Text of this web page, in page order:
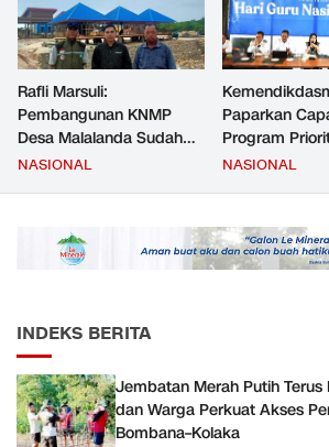
Rafli Marsuli:
Pembangunan KNMP
Desa Malalanda Sudah
Mencapai 69 Persen dan
JMD dan JMF
NASIONAL
Paparkan
Program
Kompetensi
NASIONAL
INDEKS BERITA
Jembatan Merah Putih
dan Warga Perkuat Akses
Bombana–Kolaka